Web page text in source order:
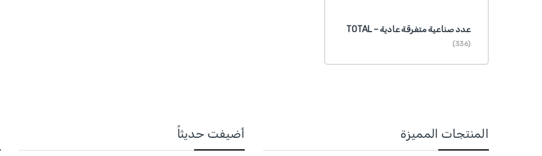
عدد صناعية متفرقة عادية – TOTAL
(336)
المنتجات المميزة أضيفت حديثاً